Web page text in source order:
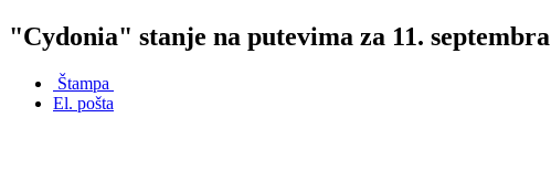
"Cydonia" stanje na putevima za 11. septembra
Štampa
El. pošta